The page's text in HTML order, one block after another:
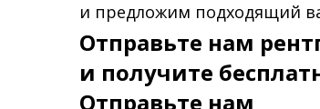
и предложим подходящий
Отправьте нам
и получите
Отправьте нам